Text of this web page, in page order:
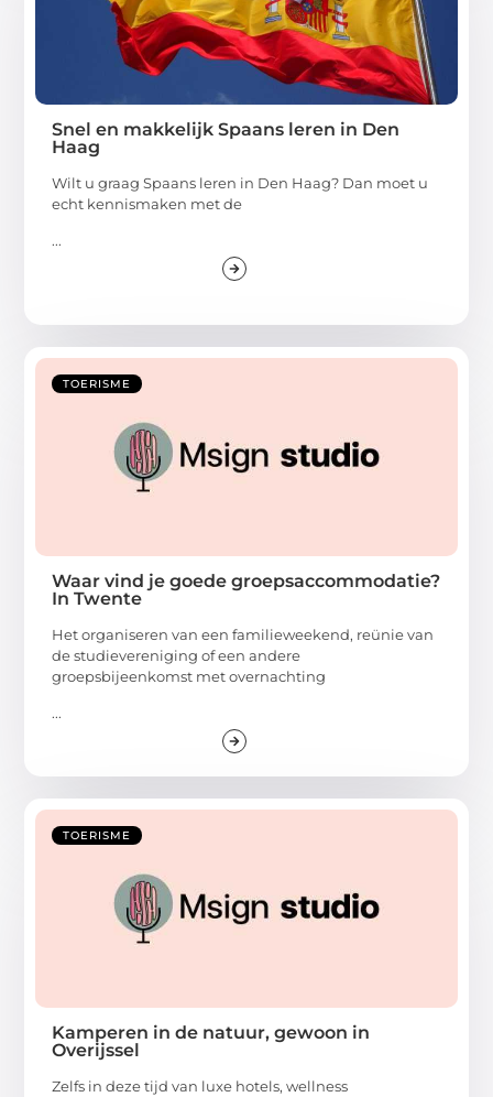
Snel en makkelijk Spaans leren in Den
Haag
Wilt u graag Spaans leren in Den Haag? Dan moet u
echt kennismaken met de
...
TOERISME
Waar vind je goede groepsaccommodatie?
In Twente
Het organiseren van een familieweekend, reünie van
de studievereniging of een andere
groepsbijeenkomst met overnachting
...
TOERISME
Kamperen in de natuur, gewoon in
Overijssel
Zelfs in deze tijd van luxe hotels, wellness